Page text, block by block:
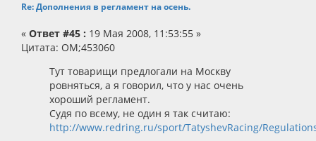
Re: Дополнения в регламент на осень.
« Ответ #45 : 19 Мая 2008, 11:53:55 »
Цитата: OM;453060
Тут товарищи предлогали на Москву
ровняться, а я говорил, что у нас очень
хороший регламент.
Судя по всему, не один я так считаю:
http://www.redring.ru/sport/TatyshevRacing/